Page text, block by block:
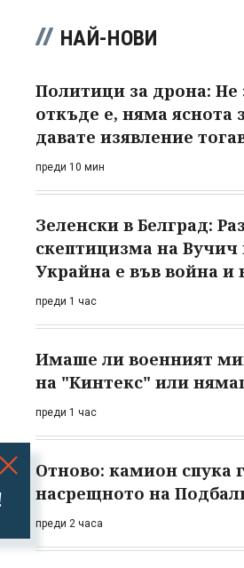
НАЙ-НОВИ
Политици за дрона: Не
откъде е, няма яснота
давате изявление
преди 10 мин
Зеленски в Белград:
скептицизма на
Украйна е във война и
преди 1 час
Имаше ли военният
на "Кинтекс" или
преди 1 час
Отново: камион спука
насрещното на
преди 2 часа